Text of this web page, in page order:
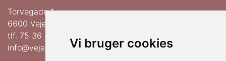
Vi bruger cookies
Torvegade 1
6600 Vejen
tlf. 75 36 41 00
info@vejenhudpleje.dk